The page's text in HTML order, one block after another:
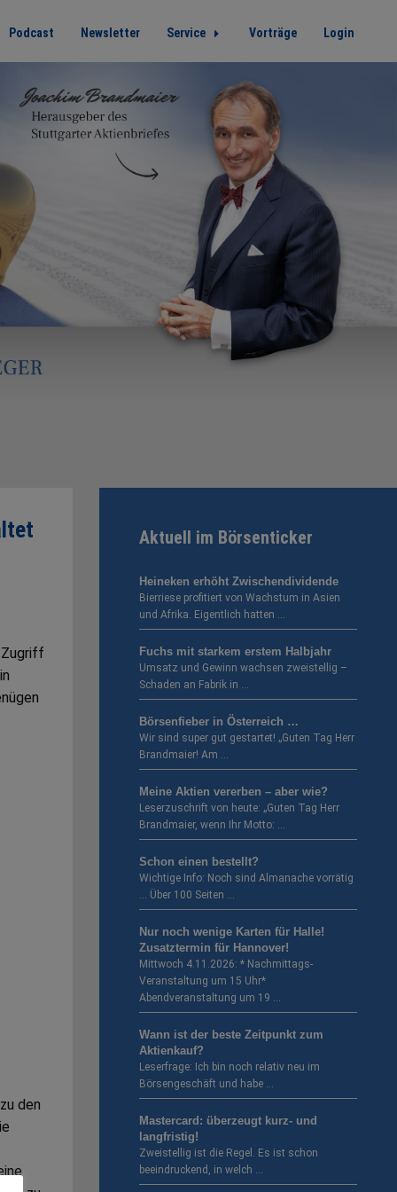
Podcast Newsletter Service Vorträge Login
Zugriff
den
Aktuell im Börsenticker
Heineken erhöht Zwischendividende
Bierriese profitiert von Wachstum in Asien
und Afrika. Eigentlich hatten …
Fuchs mit starkem erstem Halbjahr
Umsatz und Gewinn wachsen zweistellig –
Schaden an Fabrik in …
Börsenfieber in Österreich …
Wir sind super gut gestartet! „Guten Tag Herr
Brandmaier! Am …
Meine Aktien vererben – aber wie?
Leserzuschrift von heute: „Guten Tag Herr
Brandmaier, wenn Ihr Motto: …
Schon einen bestellt?
Wichtige Info: Noch sind Almanache vorrätig
… Über 100 Seiten …
Nur noch wenige Karten für Halle!
Zusatztermin für Hannover!
Mittwoch 4.11.2026: * Nachmittags-
Veranstaltung um 15 Uhr*
Abendveranstaltung um 19 …
Wann ist der beste Zeitpunkt zum
Aktienkauf?
Leserfrage: Ich bin noch relativ neu im
Börsengeschäft und habe …
Mastercard: überzeugt kurz- und
langfristig!
Zweistellig ist die Regel. Es ist schon
beeindruckend, in welch …